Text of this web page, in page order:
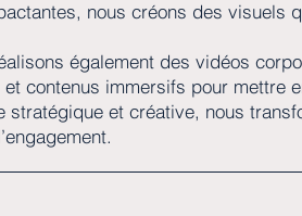
nous créons des visuels
également des vidéos
contenus immersifs pour mettre
et créative, nous